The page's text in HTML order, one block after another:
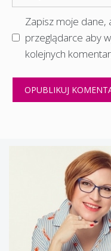
Zapisz moje dane,
przeglądarce aby
kolejnych